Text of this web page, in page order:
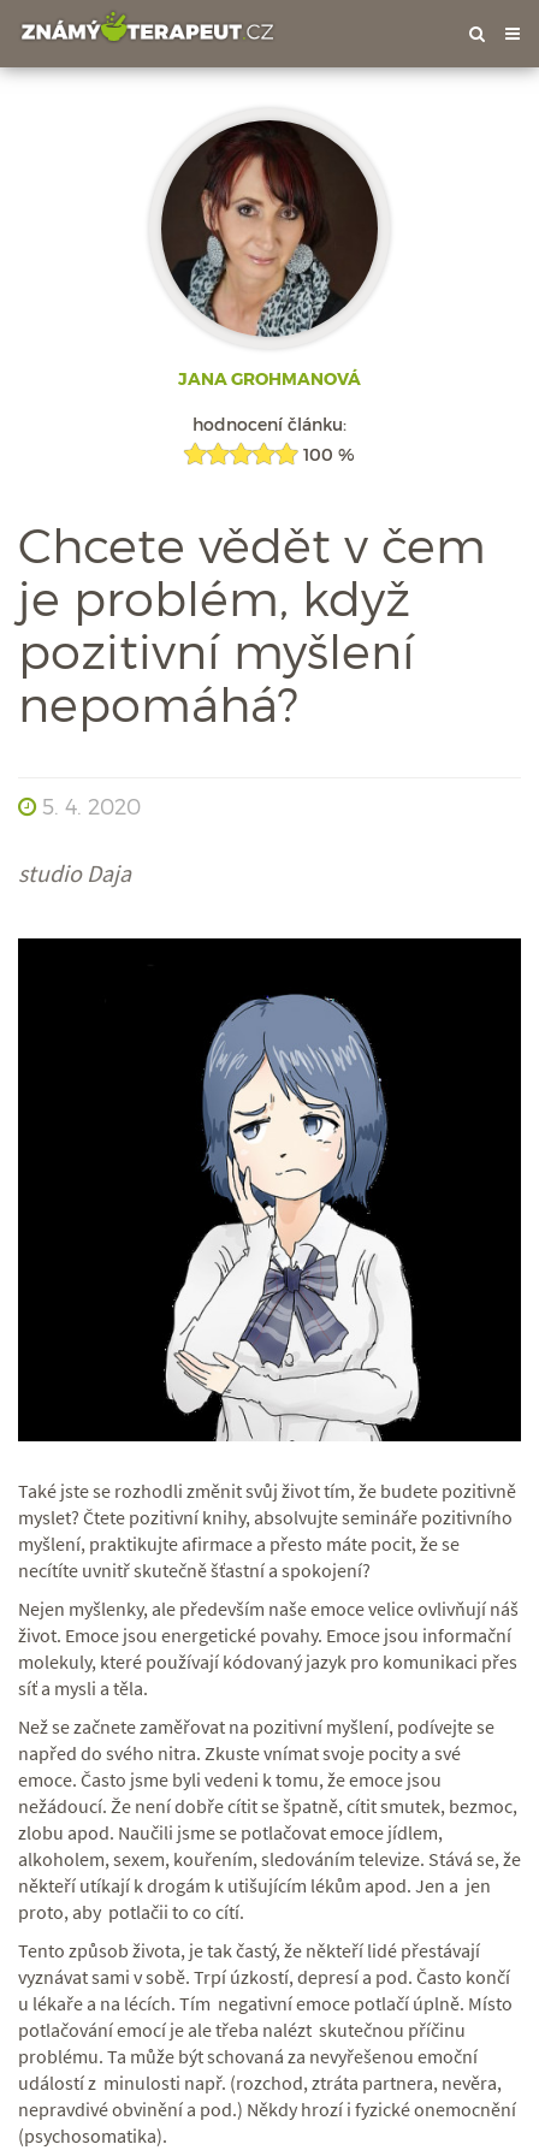
JANA GROHMANOVÁ
hodnocení článku:
100 %
Chcete vědět v čem
je problém, když
pozitivní myšlení
nepomáhá?
5. 4. 2020
studio Daja
Také jste se rozhodli změnit svůj život tím, že budete pozitivně
myslet? Čtete pozitivní knihy, absolvujte semináře pozitivního
myšlení, praktikujte afirmace a přesto máte pocit, že se
necítíte uvnitř skutečně šťastní a spokojení?
Nejen myšlenky, ale především naše emoce velice ovlivňují náš
život. Emoce jsou energetické povahy. Emoce jsou informační
molekuly, které používají kódovaný jazyk pro komunikaci přes
síť a mysli a těla.
Než se začnete zaměřovat na pozitivní myšlení, podívejte se
napřed do svého nitra. Zkuste vnímat svoje pocity a své
emoce. Často jsme byli vedeni k tomu, že emoce jsou
nežádoucí. Že není dobře cítit se špatně, cítit smutek, bezmoc,
zlobu apod. Naučili jsme se potlačovat emoce jídlem,
alkoholem, sexem, kouřením, sledováním televize. Stává se, že
někteří utíkají k drogám k utišujícím lékům apod. Jen a jen
proto, aby potlačii to co cítí.
Tento způsob života, je tak častý, že někteří lidé přestávají
vyznávat sami v sobě. Trpí úzkostí, depresí a pod. Často končí
u lékaře a na lécích. Tím negativní emoce potlačí úplně. Místo
potlačování emocí je ale třeba nalézt skutečnou příčinu
problému. Ta může být schovaná za nevyřešenou emoční
událostí z minulosti např. (rozchod, ztráta partnera, nevěra,
nepravdivé obvinění a pod.) Někdy hrozí i fyzické onemocnění
(psychosomatika).